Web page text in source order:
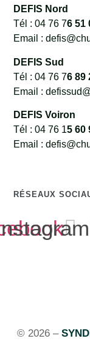
DEFIS Nord
Tél : 04 76 76 51
Email :
DEFIS Sud
Tél : 04 76 76 89
Email :
DEFIS Voiron
Tél : 04 76 15 60
Email :
RÉSEAUX
© 2026 –